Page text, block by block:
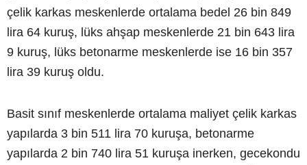
çelik karkas meskenlerde ortalama bedel 26 bin 849
lira 64 kuruş, lüks ahşap meskenlerde 21 bin 643 lira
9 kuruş, lüks betonarme meskenlerde ise 16 bin 357
lira 39 kuruş oldu.
Basit sınıf meskenlerde ortalama maliyet çelik karkas
yapılarda 3 bin 511 lira 70 kuruşa, betonarme
yapılarda 2 bin 740 lira 51 kuruşa inerken, gecekondu